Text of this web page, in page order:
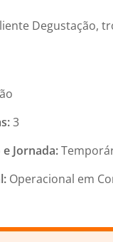
Degustação,
3
Jornada:
Operacional em